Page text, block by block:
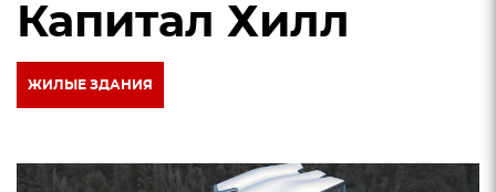
Капитал Хилл
ЖИЛЫЕ ЗДАНИЯ